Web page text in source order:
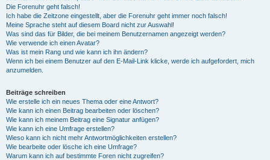
Die Forenuhr geht falsch!
Ich habe die Zeitzone eingestellt, aber die Forenuhr geht immer noch falsch!
Meine Sprache steht auf diesem Board nicht zur Auswahl!
Was sind das für Bilder, die bei meinem Benutzernamen angezeigt werden?
Wie verwende ich einen Avatar?
Was ist mein Rang und wie kann ich ihn ändern?
Wenn ich bei einem Benutzer auf den E-Mail-Link klicke, werde ich aufgefordert, mich
anzumelden.
Beiträge schreiben
Wie erstelle ich ein neues Thema oder eine Antwort?
Wie kann ich einen Beitrag bearbeiten oder löschen?
Wie kann ich meinem Beitrag eine Signatur anfügen?
Wie kann ich eine Umfrage erstellen?
Wieso kann ich nicht mehr Antwortmöglichkeiten erstellen?
Wie bearbeite oder lösche ich eine Umfrage?
Warum kann ich auf bestimmte Foren nicht zugreifen?